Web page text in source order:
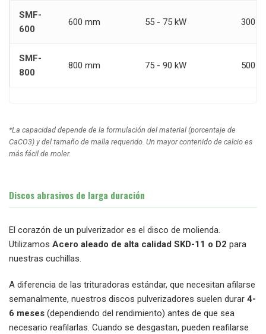
SMF-
600
600 mm 55 - 75 kW 300 -
SMF-
800
800 mm 75 - 90 kW 500 -
*La capacidad depende de la formulación del material (porcentaje de
CaCO3) y del tamaño de malla requerido. Un mayor contenido de calcio es
más fácil de moler.
Discos abrasivos de larga duración
El corazón de un pulverizador es el disco de molienda.
Utilizamos Acero aleado de alta calidad SKD-11 o D2 para
nuestras cuchillas.
A diferencia de las trituradoras estándar, que necesitan afilarse
semanalmente, nuestros discos pulverizadores suelen durar 4-
6 meses (dependiendo del rendimiento) antes de que sea
necesario reafilarlas. Cuando se desgastan, pueden reafilarse